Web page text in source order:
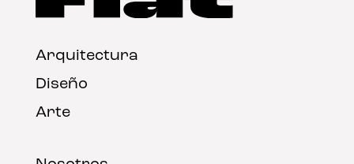
Arquitectura
Diseño
Arte